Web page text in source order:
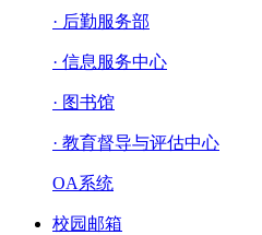
· 后勤服务部
· 信息服务中心
· 图书馆
· 教育督导与评估中心
OA系统
校园邮箱